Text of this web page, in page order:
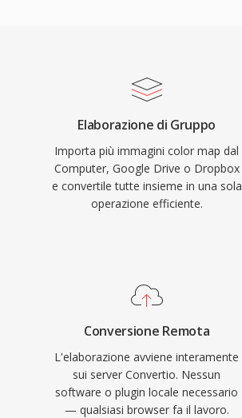
Elaborazione di Gruppo
Importa più immagini color map dal
Computer, Google Drive o Dropbox
e convertile tutte insieme in una sola
operazione efficiente.
Conversione Remota
L'elaborazione avviene interamente
sui server Convertio. Nessun
software o plugin locale necessario
— qualsiasi browser fa il lavoro.